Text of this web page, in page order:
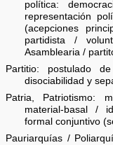
política:
representación
(acepciones
partidista /
Asamblearia /
Partitio: postulado
disociabilidad y
Patria, Patriotismo:
material-basal /
formal conjuntivo
Pauriarquías /